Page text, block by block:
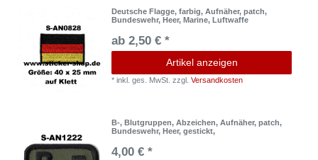
Deutsche Flagge, farbig, Aufnäher, patch,
Bundeswehr, Heer, Marine, Luftwaffe
ab 2,50 € *
Artikel anzeigen
*inkl. ges. MwSt. zzgl.Versandkosten
B-, Blutgruppen, Abzeichen, Aufnäher, patch,
Bundeswehr, Heer, gestickt,
4,00 € *